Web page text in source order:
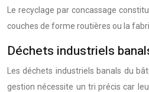
Le recyclage par concassage
couches de forme routières ou la
Déchets industriels
Les déchets industriels banals du
gestion nécessite un tri précis car